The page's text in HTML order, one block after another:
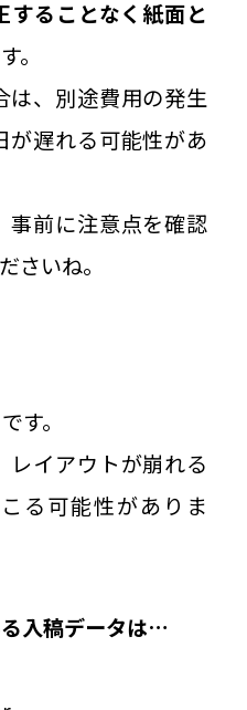
することなく紙面と
。
は、別途費用の発生
が遅れる可能性があ
事前に注意点を確認
さいね。
す。
イアウトが崩れる
る可能性がありま
入稿データは…